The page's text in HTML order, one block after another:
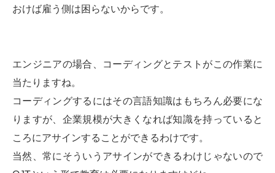
おけば雇う側は困らないからです。
エンジニアの場合、コーディングとテストがこの作業に
当たりますね。
コーディングするにはその言語知識はもちろん必要にな
りますが、企業規模が大きくなれば知識を持っていると
ころにアサインすることができるわけです。
当然、常にそういうアサインができるわけじゃないので